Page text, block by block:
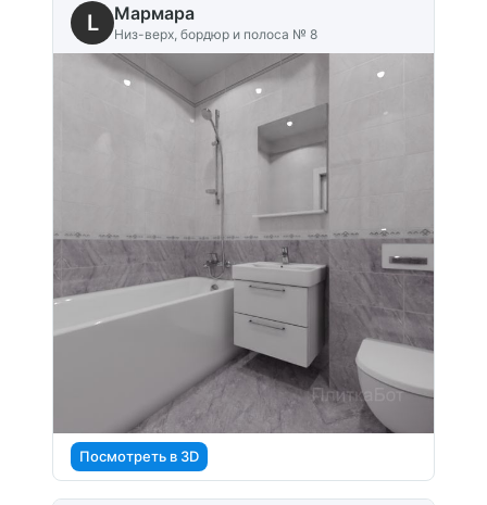
L Мармара
Низ-верх, бордюр и полоса № 8
Посмотреть в 3D